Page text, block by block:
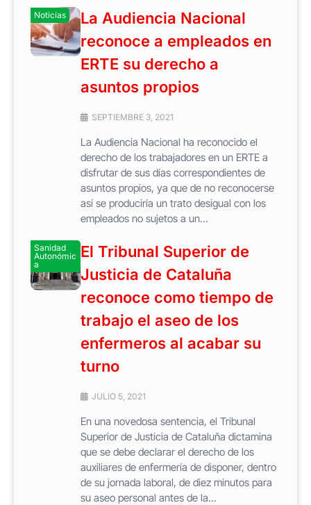
Noticias
La Audiencia Nacional
reconoce a empleados en
ERTE su derecho a
asuntos propios
SEPTIEMBRE 3, 2021
La Audiencia Nacional ha reconocido el
derecho de los trabajadores en un ERTE a
disfrutar de sus días correspondientes de
asuntos propios, ya que de no reconocerse
así se produciría un trato desigual con los
empleados no sujetos a un...
Sanidad
Autonómic
a
El Tribunal Superior de
Justicia de Cataluña
reconoce como tiempo de
trabajo el aseo de los
enfermeros al acabar su
turno
JULIO 5, 2021
En una novedosa sentencia, el Tribunal
Superior de Justicia de Cataluña dictamina
que se debe declarar el derecho de los
auxiliares de enfermería de disponer, dentro
de su jornada laboral, de diez minutos para
su aseo personal antes de la...